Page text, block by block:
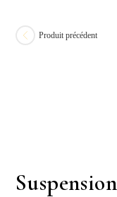
Produit précédent